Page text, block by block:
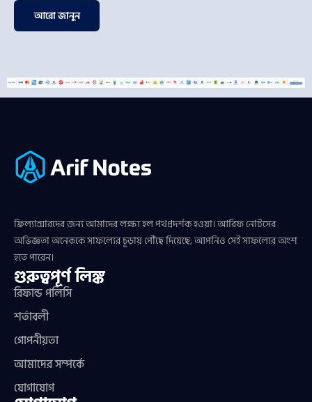
আরো জানুন
ফ্রিল্যান্সারদের জন্য আমাদের লক্ষ্য হল পথপ্রদর্শক হওয়া। আরিফ নোটসের
অভিজ্ঞতা অনেককে সাফল্যের চূড়ায় পৌঁছে দিয়েছে; আপনিও সেই সাফল্যের অংশ
হতে পারেন।
গুরুত্বপূর্ণ লিঙ্ক
রিফান্ড পলিসি
শর্তাবলী
গোপনীয়তা
আমাদের সম্পর্কে
যোগাযোগ